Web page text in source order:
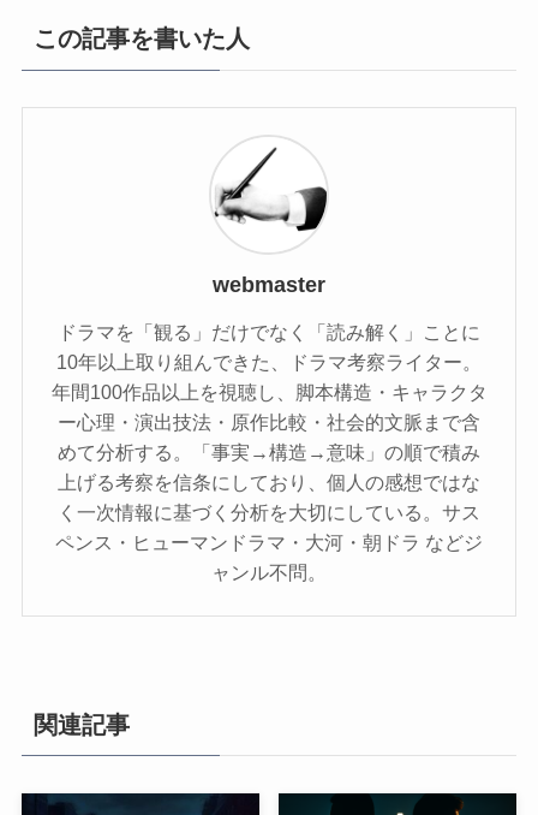
この記事を書いた人
webmaster
ドラマを「観る」だけでなく「読み解く」ことに
10年以上取り組んできた、ドラマ考察ライター。
年間100作品以上を視聴し、脚本構造・キャラクタ
ー心理・演出技法・原作比較・社会的文脈まで含
めて分析する。「事実→構造→意味」の順で積み
上げる考察を信条にしており、個人の感想ではな
く一次情報に基づく分析を大切にしている。サス
ペンス・ヒューマンドラマ・大河・朝ドラ などジ
ャンル不問。
関連記事